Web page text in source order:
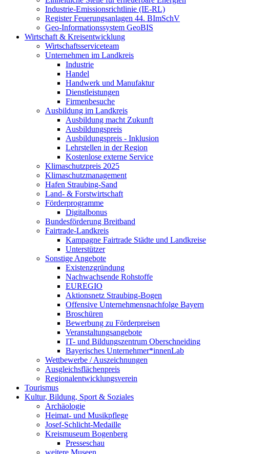
Industrie-Emissionsrichtlinie (IE-RL)
Register Feuerungsanlagen 44. BImSchV
Geo-Informationssystem GeoBIS
Wirtschaft & Kreisentwicklung
Wirtschaftsserviceteam
Unternehmen im Landkreis
Industrie
Handel
Handwerk und Manufaktur
Dienstleistungen
Firmenbesuche
Ausbildung im Landkreis
Ausbildung macht Zukunft
Ausbildungspreis
Ausbildungspreis - Inklusion
Lehrstellen in der Region
Kostenlose externe Service
Klimaschutzpreis 2025
Klimaschutzmanagement
Hafen Straubing-Sand
Land- & Forstwirtschaft
Förderprogramme
Digitalbonus
Bundesförderung Breitband
Fairtrade-Landkreis
Kampagne Fairtrade Städte und Landkreise
Unterstützer
Sonstige Angebote
Existenzgründung
Nachwachsende Rohstoffe
EUREGIO
Aktionsnetz Straubing-Bogen
Offensive Unternehmensnachfolge Bayern
Broschüren
Bewerbung zu Förderpreisen
Veranstaltungsangebote
IT- und Bildungszentrum Oberschneiding
Bayerisches Unternehmer*innenLab
Wettbewerbe / Auszeichnungen
Ausgleichsflächenpreis
Regionalentwicklungsverein
Tourismus
Kultur, Bildung, Sport & Soziales
Archäologie
Heimat- und Musikpflege
Josef-Schlicht-Medaille
Kreismuseum Bogenberg
Presseschau
weitere Museen